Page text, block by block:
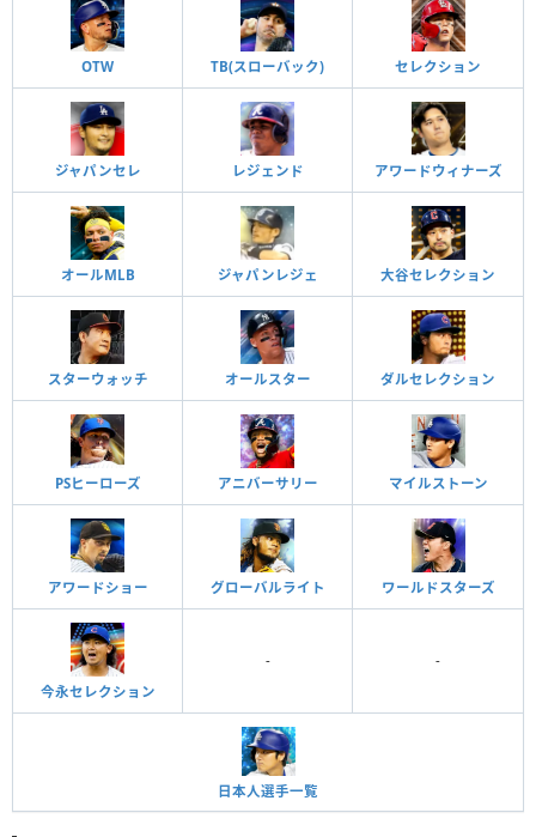
OTW TB(スローバック) セレクション
ジャパンセレ レジェンド アワードウィナーズ
オールMLB ジャパンレジェ 大谷セレクション
スターウォッチ オールスター ダルセレクション
PSヒーローズ アニバーサリー マイルストーン
アワードショー グローバルライト ワールドスターズ
今永セレクション
- -
日本人選手一覧